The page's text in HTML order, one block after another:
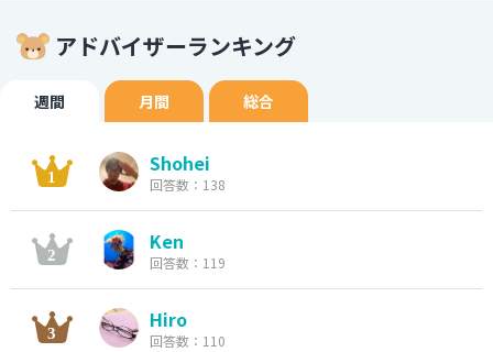
アドバイザーランキング
週間 月間 総合
Shohei
回答数：138
Ken
回答数：119
Hiro
回答数：110